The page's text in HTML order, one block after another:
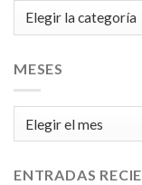
Categorías
MESES
ENTRADAS